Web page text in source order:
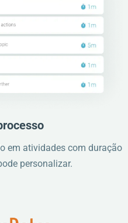
em atividades com duração
personalizar.